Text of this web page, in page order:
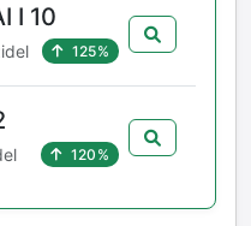
I 10
125%
120%